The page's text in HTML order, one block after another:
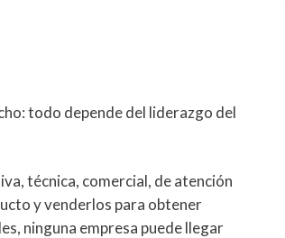
todo depende del liderazgo del
técnica, comercial, de atención
y venderlos para obtener
ninguna empresa puede llegar